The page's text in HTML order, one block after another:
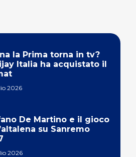
la Prima torna in tv?
Italia ha acquistato il
2026
De Martino e il gioco
su Sanremo
2026